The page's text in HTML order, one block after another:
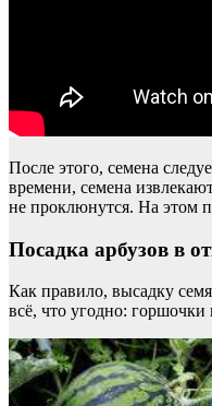
После этого, семена
времени, семена
не проклюнутся. На этом
Посадка арбузов в
Как правило, высадку
всё, что угодно: